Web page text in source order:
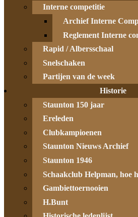
Interne competitie
Archief Interne
Reglement Interne
Rapid / Albersschaal
Snelschaken
Partijen van de week
Historie
Staunton 150 jaar
Ereleden
Clubkampioenen
Staunton Nieuws Archief
Staunton 1946
Schaakclub Helpman, hoe
Gambiettoernooien
H.Bunt